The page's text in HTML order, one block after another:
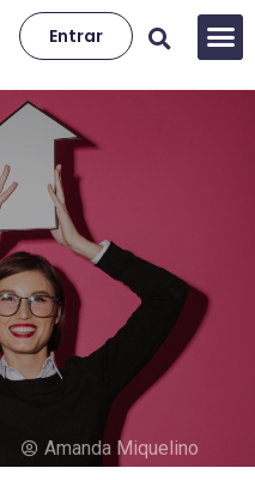
Entrar
Amanda Miquelino